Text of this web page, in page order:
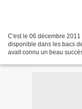
C'est le 06 décembre 2011
disponible dans les bacs
avait connu un beau